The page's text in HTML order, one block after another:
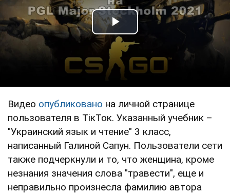
Play Video
Видео опубликовано на личной странице
пользователя в ТікТок. Указанный учебник –
"Украинский язык и чтение" 3 класс,
написанный Галиной Сапун. Пользователи сети
также подчеркнули и то, что женщина, кроме
незнания значения слова "травести", еще и
неправильно произнесла фамилию автора